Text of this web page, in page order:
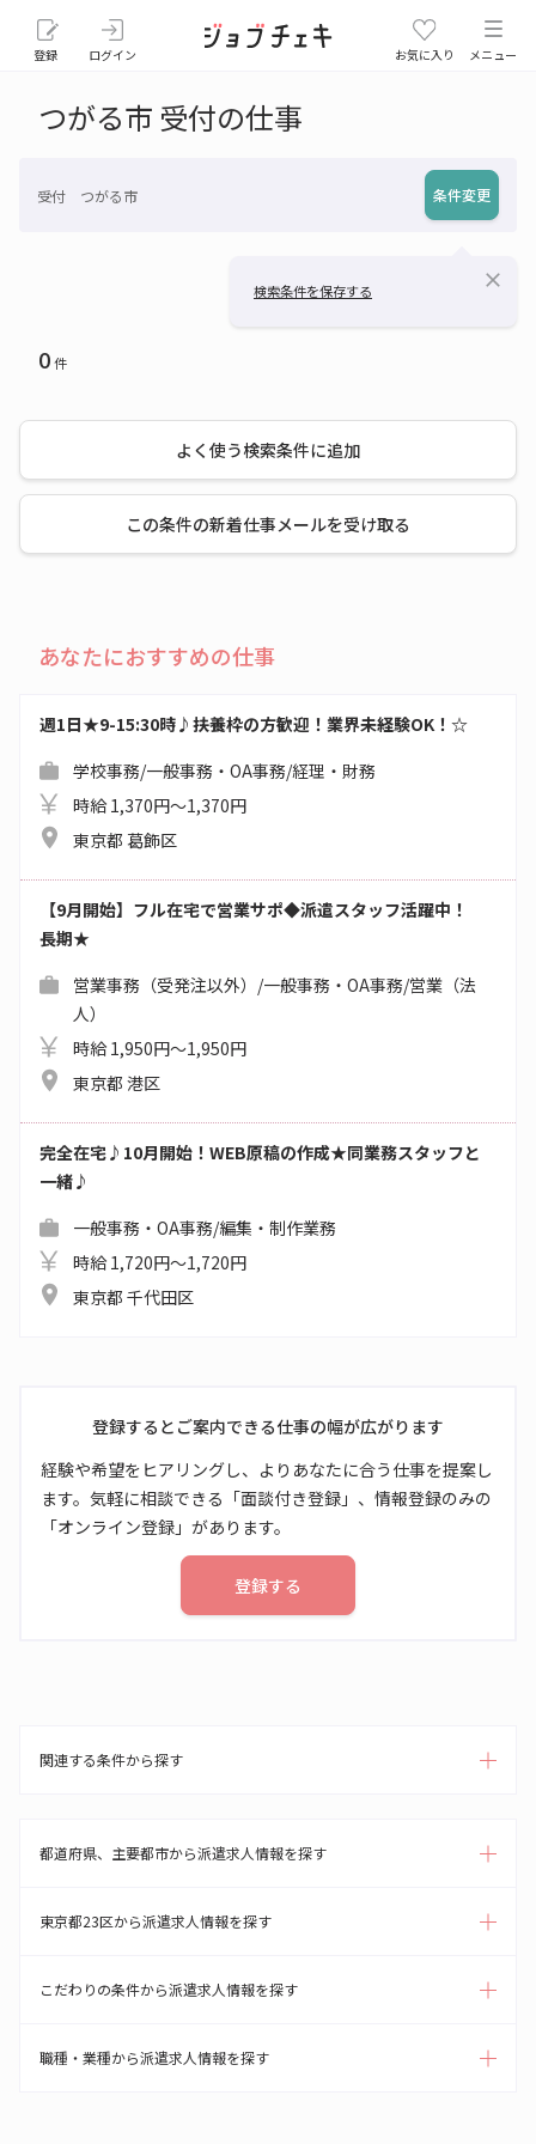
登録 ログイン お気に入り メニュー
つがる市 受付の仕事
受付 つがる市 条件変更
検索条件を保存する close
0件
よく使う検索条件に追加
この条件の新着仕事メールを受け取る
あなたにおすすめの仕事
週1日★9-15:30時♪扶養枠の方歓迎！業界未経験OK！☆
学校事務/一般事務・OA事務/経理・財務
時給 1,370円～1,370円
東京都 葛飾区
【9月開始】フル在宅で営業サポ◆派遣スタッフ活躍中！
長期★
営業事務（受発注以外）/一般事務・OA事務/営業（法
人）
時給 1,950円～1,950円
東京都 港区
完全在宅♪10月開始！WEB原稿の作成★同業務スタッフと
一緒♪
一般事務・OA事務/編集・制作業務
時給 1,720円～1,720円
東京都 千代田区
登録するとご案内できる仕事の幅が広がります
経験や希望をヒアリングし、よりあなたに合う仕事を提案し
ます。気軽に相談できる「面談付き登録」、情報登録のみの
「オンライン登録」があります。
登録する
関連する条件から探す
都道府県、主要都市から派遣求人情報を探す
東京都23区から派遣求人情報を探す
こだわりの条件から派遣求人情報を探す
職種・業種から派遣求人情報を探す